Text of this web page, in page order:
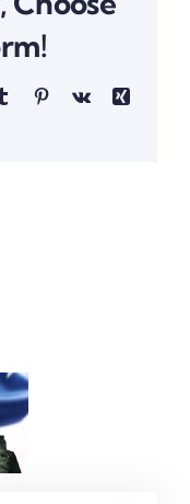
TumblrPinterestVk
Xing